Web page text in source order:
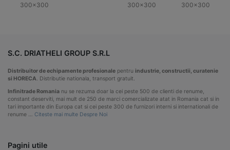
300×300
300×300
300×300
S.C. DRIATHELI GROUP S.R.L
Distribuitor de echipamente profesionale pentru industrie, constructii, curatenie
si HORECA. Distributie nationala, transport gratuit.
Infinitrade Romania nu se rezuma doar la cei peste 500 de clienti de renume,
constant deserviti, mai mult de 250 de marci comercializate atat in Romania cat si in
tari importante din Europa cat si cei peste 300 de furnizori interni si internationali de
renume … Citeste mai multe Despre Noi
Pagini utile